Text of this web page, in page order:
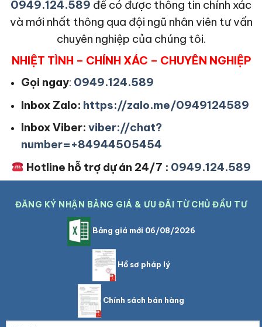
0949.124.589 để có được thông tin chính xác
và mới nhất thông qua đội ngũ nhân viên tư vấn
chuyên nghiệp của chúng tôi.
NHIỆT TÌNH – CHÍNH XÁC – CHUYÊN NGHIỆP
Gọi ngay: 0949.124.589
Inbox Zalo: https://zalo.me/0949124589
Inbox Viber: viber://chat?
number=+84944505454
Hotline hỗ trợ dự án 24/7 : 0949.124.589
ĐĂNG KÝ NHẬN BẢNG GIÁ & ƯU ĐÃI TỪ CHỦ ĐẦU TƯ
Bảng giá mới 06/08/2026
Hồ sơ pháp lý
Chính sách bán hàng